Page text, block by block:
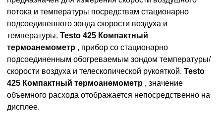
потока и температуры посредствам стационарно
подсоединенного зонда скорости воздуха и
температуры. Testo 425 Компактный
термоанемометр , прибор со стационарно
подсоединенным обогреваемым зондом температуры/
скорости воздуха и телескопической рукояткой. Testo
425 Компактный термоанемометр , значение
объемного расхода отображается непосредственно на
дисплее.